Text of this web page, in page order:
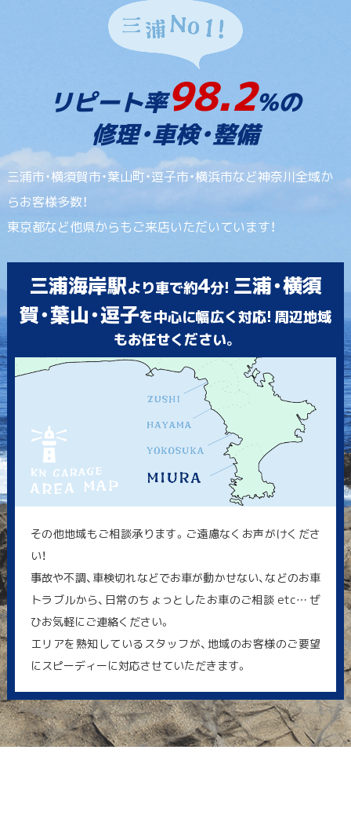
リピート率98.2%の
修理・車検・整備
三浦市・横須賀市・葉山町・逗子市・横浜市など神奈川全域か
らお客様多数！
東京都など他県からもご来店いただいています！
三浦海岸駅より車で約4分! 三浦・横須
賀・葉山・逗子を中心に幅広く対応! 周辺地域
もお任せください。
その他地域もご相談承ります。ご遠慮なくお声がけくださ
い！
事故や不調、車検切れなどでお車が動かせない、などのお車
トラブルから、日常のちょっとしたお車のご相談 etc… ぜ
ひお気軽にご連絡ください。
エリアを熟知しているスタッフが、地域のお客様のご要望
にスピーディーに対応させていただきます。